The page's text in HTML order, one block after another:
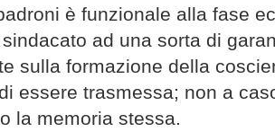
è funzionale alla fase
ad una sorta di
sulla formazione della
essere trasmessa; non a
la memoria stessa.